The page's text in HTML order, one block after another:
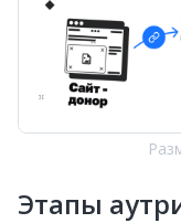
Этапы